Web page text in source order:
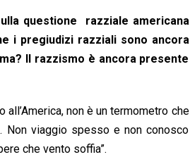
1
6
questione razziale americana
i pregiudizi razziali sono ancora
Il razzismo è ancora presente
non è un termometro che
Non viaggio spesso e non conosco
che vento soffia”.